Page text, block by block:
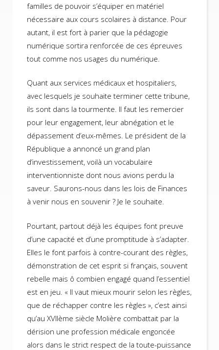
familles de pouvoir s’équiper en matériel
nécessaire aux cours scolaires à distance. Pour
autant, il est fort à parier que la pédagogie
numérique sortira renforcée de ces épreuves
tout comme nos usages du numérique.
Quant aux services médicaux et hospitaliers,
avec lesquels je souhaite terminer cette tribune,
ils sont dans la tourmente. Il faut les remercier
pour leur engagement, leur abnégation et le
dépassement d’eux-mêmes. Le président de la
République a annoncé un grand plan
d’investissement, voilà un vocabulaire
interventionniste dont nous avions perdu la
saveur. Saurons-nous dans les lois de Finances
à venir nous en souvenir ? Je le souhaite.
Pourtant, partout déjà les équipes font preuve
d’une capacité et d’une promptitude à s’adapter.
Elles le font parfois à contre-courant des règles,
démonstration de cet esprit si français, souvent
rebelle mais ô combien engagé quand l’essentiel
est en jeu. « Il vaut mieux mourir selon les règles,
que de réchapper contre les règles », c’est ainsi
qu’au XVIIème siècle Molière combattait par la
dérision une profession médicale engoncée
alors dans le strict respect de la toute-puissance